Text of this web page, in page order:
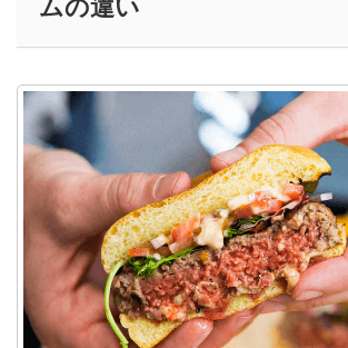
ムの違い